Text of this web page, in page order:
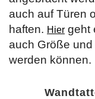
auch auf Türen
haften. Hier geht
auch Größe
werden können.